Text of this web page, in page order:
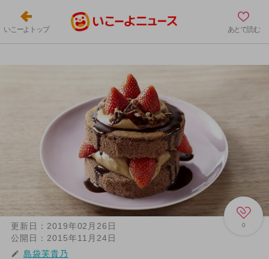
いこーよトップ あとで読む
0
更新日： 2019年02月26日
公開日： 2015年11月24日
島袋芙貴乃